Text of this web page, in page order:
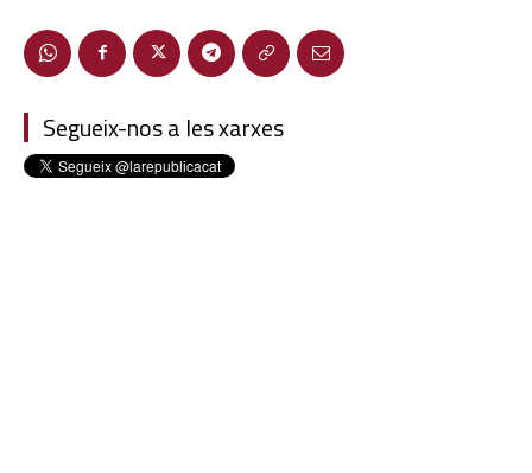
Segueix-nos a les xarxes